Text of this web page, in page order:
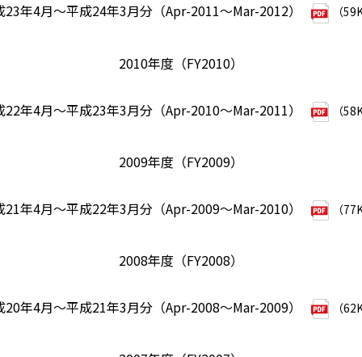
23年4月～平成24年3月分（Apr-2011～Mar-2012） （
2010年度（FY2010）
22年4月～平成23年3月分（Apr-2010～Mar-2011） （
2009年度（FY2009）
21年4月～平成22年3月分（Apr-2009～Mar-2010） （
2008年度（FY2008）
20年4月～平成21年3月分（Apr-2008～Mar-2009） （